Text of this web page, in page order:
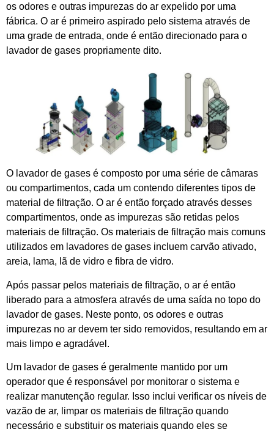
os odores e outras impurezas do ar expelido por uma
fábrica. O ar é primeiro aspirado pelo sistema através de
uma grade de entrada, onde é então direcionado para o
lavador de gases propriamente dito.
O lavador de gases é composto por uma série de câmaras
ou compartimentos, cada um contendo diferentes tipos de
material de filtração. O ar é então forçado através desses
compartimentos, onde as impurezas são retidas pelos
materiais de filtração. Os materiais de filtração mais comuns
utilizados em lavadores de gases incluem carvão ativado,
areia, lama, lã de vidro e fibra de vidro.
Após passar pelos materiais de filtração, o ar é então
liberado para a atmosfera através de uma saída no topo do
lavador de gases. Neste ponto, os odores e outras
impurezas no ar devem ter sido removidos, resultando em ar
mais limpo e agradável.
Um lavador de gases é geralmente mantido por um
operador que é responsável por monitorar o sistema e
realizar manutenção regular. Isso inclui verificar os níveis de
vazão de ar, limpar os materiais de filtração quando
necessário e substituir os materiais quando eles se